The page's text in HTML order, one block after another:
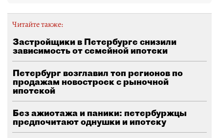
Читайте также:
Застройщики в Петербурге снизили
зависимость от семейной ипотеки
Петербург возглавил топ регионов по
продажам новостроек с рыночной
ипотекой
Без ажиотажа и паники: петербуржцы
предпочитают однушки и ипотеку